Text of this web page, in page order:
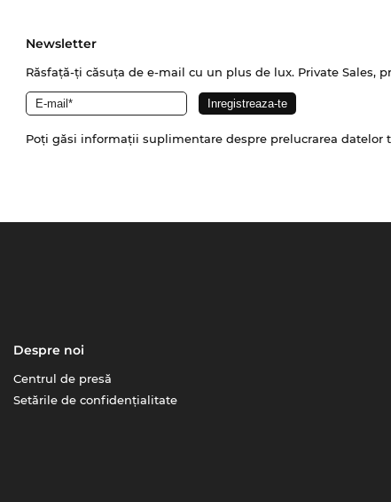
Newsletter
Răsfață-ți căsuța de e-mail cu un plus de lux. Private Sales,
Poți găsi informații suplimentare despre prelucrarea datelor
Despre noi
Centrul de presă
Setările de confidențialitate